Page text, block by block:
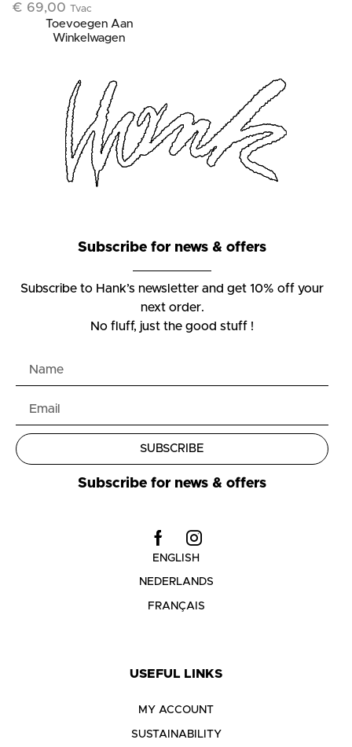
€ 69,00 Tvac
Toevoegen Aan
Winkelwagen
Subscribe for news & offers
Subscribe to Hank’s newsletter and get 10% off your
next order.
No fluff, just the good stuff !
SUBSCRIBE
Subscribe for news & offers
ENGLISH
NEDERLANDS
FRANÇAIS
USEFUL LINKS
MY ACCOUNT
SUSTAINABILITY